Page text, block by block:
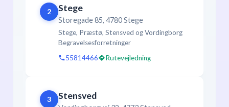
2 Stege
Storegade 85, 4780 Stege
Stege, Præstø, Stensved og Vordingborg
Begravelsesforretninger
55814466
Rutevejledning
3 Stensved